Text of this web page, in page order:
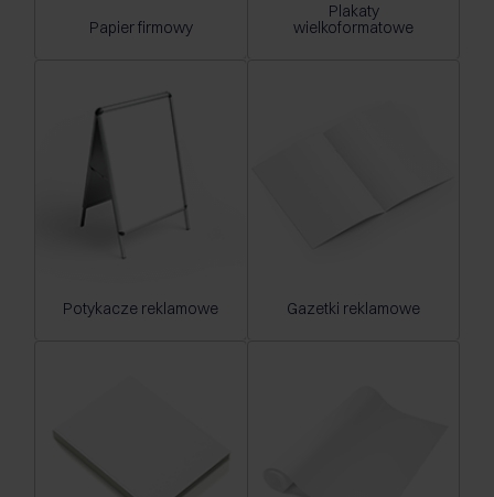
Papier firmowy
Plakaty
wielkoformatowe
Potykacze reklamowe Gazetki reklamowe